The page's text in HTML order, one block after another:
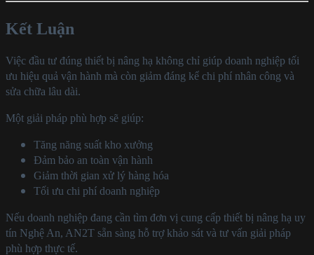
Kết Luận
Việc đầu tư đúng thiết bị nâng hạ không chỉ giúp doanh nghiệp tối
ưu hiệu quả vận hành mà còn giảm đáng kể chi phí nhân công và
sửa chữa lâu dài.
Một giải pháp phù hợp sẽ giúp:
Tăng năng suất kho xưởng
Đảm bảo an toàn vận hành
Giảm thời gian xử lý hàng hóa
Tối ưu chi phí doanh nghiệp
Nếu doanh nghiệp đang cần tìm đơn vị cung cấp thiết bị nâng hạ uy
tín Nghệ An, AN2T sẵn sàng hỗ trợ khảo sát và tư vấn giải pháp
phù hợp thực tế.